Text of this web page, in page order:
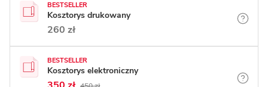
BESTSELLER
Kosztorys drukowany
260 zł
BESTSELLER
Kosztorys elektroniczny